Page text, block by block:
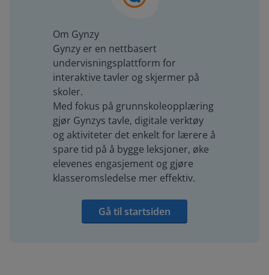
Om Gynzy
Gynzy er en nettbasert
undervisningsplattform for
interaktive tavler og skjermer på
skoler.
Med fokus på grunnskoleopplæring
gjør Gynzys tavle, digitale verktøy
og aktiviteter det enkelt for lærere å
spare tid på å bygge leksjoner, øke
elevenes engasjement og gjøre
klasseromsledelse mer effektiv.
Gå til startsiden